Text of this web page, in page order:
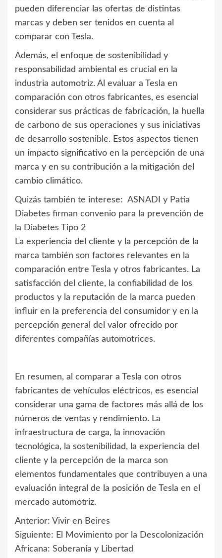
pueden diferenciar las ofertas de distintas
marcas y deben ser tenidos en cuenta al
comparar con Tesla.
Además, el enfoque de sostenibilidad y
responsabilidad ambiental es crucial en la
industria automotriz. Al evaluar a Tesla en
comparación con otros fabricantes, es esencial
considerar sus prácticas de fabricación, la huella
de carbono de sus operaciones y sus iniciativas
de desarrollo sostenible. Estos aspectos tienen
un impacto significativo en la percepción de una
marca y en su contribución a la mitigación del
cambio climático.
Quizás también te interese: ASNADI y Patia
Diabetes firman convenio para la prevención de
la Diabetes Tipo 2
La experiencia del cliente y la percepción de la
marca también son factores relevantes en la
comparación entre Tesla y otros fabricantes. La
satisfacción del cliente, la confiabilidad de los
productos y la reputación de la marca pueden
influir en la preferencia del consumidor y en la
percepción general del valor ofrecido por
diferentes compañías automotrices.
En resumen, al comparar a Tesla con otros
fabricantes de vehículos eléctricos, es esencial
considerar una gama de factores más allá de los
números de ventas y rendimiento. La
infraestructura de carga, la innovación
tecnológica, la sostenibilidad, la experiencia del
cliente y la percepción de la marca son
elementos fundamentales que contribuyen a una
evaluación integral de la posición de Tesla en el
mercado automotriz.
Navegación
de
Anterior: Vivir en Beires
Siguiente: El Movimiento por la Descolonización
Africana: Soberanía y Libertad